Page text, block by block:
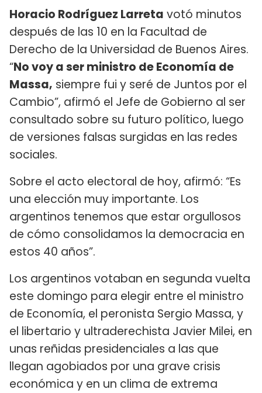
Horacio Rodríguez Larreta votó minutos
después de las 10 en la Facultad de
Derecho de la Universidad de Buenos Aires.
“No voy a ser ministro de Economía de
Massa, siempre fui y seré de Juntos por el
Cambio”, afirmó el Jefe de Gobierno al ser
consultado sobre su futuro político, luego
de versiones falsas surgidas en las redes
sociales.
Sobre el acto electoral de hoy, afirmó: “Es
una elección muy importante. Los
argentinos tenemos que estar orgullosos
de cómo consolidamos la democracia en
estos 40 años”.
Los argentinos votaban en segunda vuelta
este domingo para elegir entre el ministro
de Economía, el peronista Sergio Massa, y
el libertario y ultraderechista Javier Milei, en
unas reñidas presidenciales a las que
llegan agobiados por una grave crisis
económica y en un clima de extrema